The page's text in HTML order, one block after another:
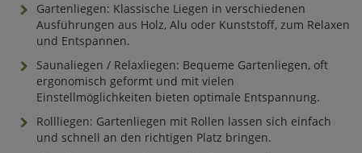
Gartenliegen: Klassische Liegen in verschiedenen
Ausführungen aus Holz, Alu oder Kunststoff, zum Relaxen
und Entspannen.
Saunaliegen / Relaxliegen: Bequeme Gartenliegen, oft
ergonomisch geformt und mit vielen
Einstellmöglichkeiten bieten optimale Entspannung.
Rollliegen: Gartenliegen mit Rollen lassen sich einfach
und schnell an den richtigen Platz bringen.